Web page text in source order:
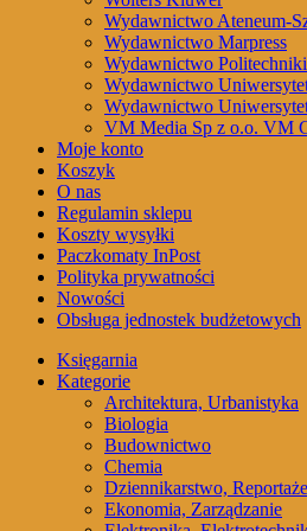
Wydawnictwo Ateneum-
Wydawnictwo Marpress
Wydawnictwo
Wydawnictwo
Wydawnictwo
VM Media Sp z o.o. VM
Moje konto
Koszyk
O nas
Regulamin sklepu
Koszty wysyłki
Paczkomaty InPost
Polityka prywatności
Nowości
Obsługa jednostek budżetowych
Księgarnia
Kategorie
Architektura, Urbanistyka
Biologia
Budownictwo
Chemia
Dziennikarstwo, Reportaże
Ekonomia, Zarządzanie